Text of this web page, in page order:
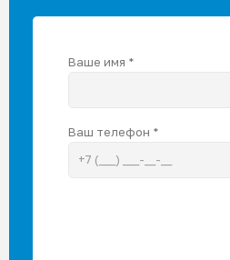
Ваше имя *
Ваш телефон *